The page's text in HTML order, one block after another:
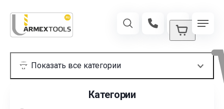
Категории